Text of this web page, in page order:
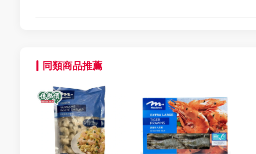
同類商品推薦